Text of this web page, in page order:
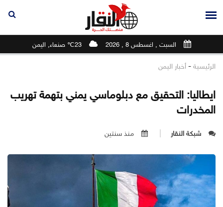
السبت , اغسطس 8 , 2026 23℃ صنعاء, اليمن
الرئيسية - أخبار اليمن
ايطاليا: التحقيق مع دبلوماسي يمني بتهمة تهريب
المخدرات
شبكة النقار منذ سنتين